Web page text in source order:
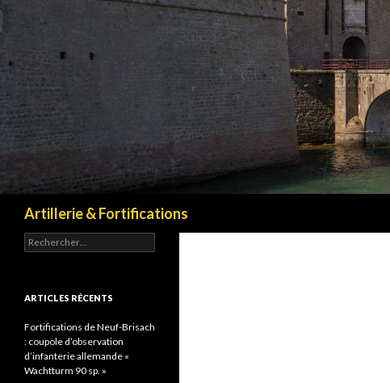
Artillerie & Fortifications
Rechercher :
ARTICLES RÉCENTS
Fortifications de Neuf-Brisach
: coupole d’observation
d’infanterie allemande «
Wachtturm 90 sp. »